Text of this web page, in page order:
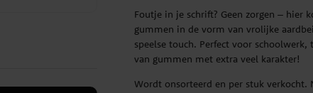
Foutje in je schrift? Geen zorgen –
gummen in de vorm van vrolijke
speelse touch. Perfect voor
van gummen met extra veel karakter!
Wordt onsorteerd en per stuk verkocht.